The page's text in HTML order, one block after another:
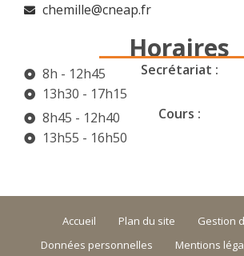
chemille@cneap.fr
Horaires
Secrétariat :
8h - 12h45
13h30 - 17h15
Cours :
8h45 - 12h40
13h55 - 16h50
Accueil Plan du site
Gestion
Données personnelles
Mentions